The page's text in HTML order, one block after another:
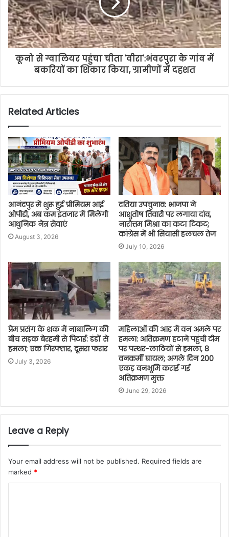
कूनो से ग्वालियर पहुंचा चीता 'वीरा':भंवरपुरा के गांव में
बकरियों का शिकार किया, ग्रामीणों में दहशत
Related Articles
आनंदपुर में शुरू हुई प्रीमियम आई
ओपीडी, अब कम इंतजार में मिलेंगी
आधुनिक नेत्र सेवाएं
August 3, 2026
दतिया उपचुनाव: भाजपा ने
आशुतोष तिवारी पर लगाया दांव,
नारोत्तम मिश्रा का कटा टिकट;
कांग्रेस में भी सियासी हलचल तेज
July 10, 2026
प्रेम प्रसंग के शक में नाबालिग की
बीच सड़क बेरहमी से पिटाई: डंडों से
हमला; एक गिरफ्तार, दूसरा फरार
July 3, 2026
महिलाओं की आड़ में वन अमले पर
हमला: अतिक्रमण हटाने पहुंची टीम
पर पत्थर-लाठियों से हमला, 8
वनकर्मी घायल; अगले दिन 200
एकड़ वनभूमि कराई गई
अतिक्रमण मुक्त
June 29, 2026
Leave a Reply
Your email address will not be published. Required fields are
marked *